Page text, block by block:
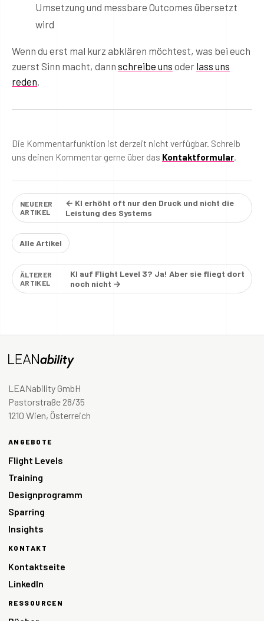
Umsetzung und messbare Outcomes übersetzt
wird
Wenn du erst mal kurz abklären möchtest, was bei euch
zuerst Sinn macht, dann schreibe uns oder lass uns
reden
Die Kommentarfunktion ist derzeit nicht verfügbar. Schreib
uns deinen Kommentar gerne über das Kontaktformular.
NEUERER
ARTIKEL
← KI erhöht oft nur den Druck und nicht die
Leistung des Systems
Alle Artikel
ÄLTERER
ARTIKEL
KI auf Flight Level 3? Ja! Aber sie fliegt dort
noch nicht →
LEANability GmbH
Pastorstraße 28/35
1210 Wien, Österreich
ANGEBOTE
Flight Levels
Training
Designprogramm
Sparring
Insights
KONTAKT
Kontaktseite
LinkedIn
RESSOURCEN